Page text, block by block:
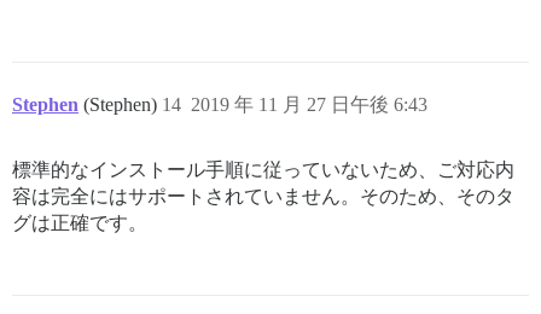
Stephen (Stephen) 2019 年 11 月 27 日午後 6:43
14
標準的なインストール手順に従っていないため、ご対応内
容は完全にはサポートされていません。そのため、そのタ
グは正確です。